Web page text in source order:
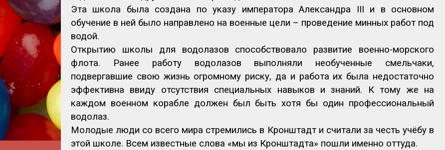
Эта школа была создана по указу императора Александра
III и в основном
обучение в ней было направлено на военные цели – проведение минных работ под
водой.
Открытию школы для водолазов способствовало развитие военно-морского
флота. Ранее работу водолазов выполняли необученные смельчаки,
подвергавшие свою жизнь огромному риску, да и работа их была недостаточно
эффективна ввиду отсутствия специальных навыков и знаний. К тому же на
каждом военном корабле должен был быть хотя бы один профессиональный
водолаз.
Молодые люди со всего мира стремились в Кронштадт и считали за честь учёбу в
этой школе. Всем известные слова «мы из Кронштадта» пошли именно оттуда.